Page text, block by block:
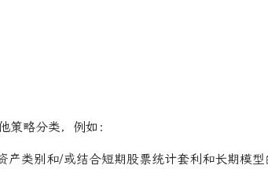
策略分类，例如：
产类别和/或结合短期股票统计套利和长期模